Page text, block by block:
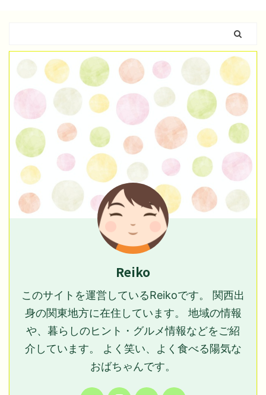
Reiko
このサイトを運営しているReikoです。 関西出
身の関東地方に在住しています。 地域の情報
や、暮らしのヒント・グルメ情報などをご紹
介しています。 よく笑い、よく食べる陽気な
おばちゃんです。